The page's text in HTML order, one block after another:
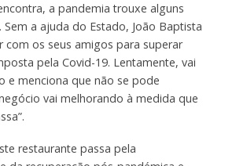
a pandemia trouxe alguns
a ajuda do Estado, João Baptista
com os seus amigos para superar
pela Covid-19. Lentamente, vai
e menciona que não se pode
vai melhorando à medida que
restaurante passa pela